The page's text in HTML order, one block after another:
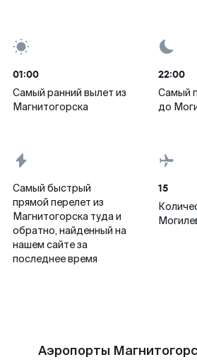
01:00
Самый ранний вылет из
Магнитогорска
22:00
Самый
до
Самый быстрый
прямой перелет из
Магнитогорска туда и
обратно, найденный на
нашем сайте за
последнее время
15
Аэропорты